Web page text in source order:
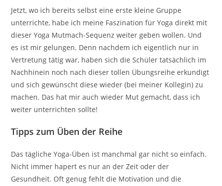
Jetzt, wo ich bereits selbst eine erste kleine Gruppe
unterrichte, habe ich meine Faszination für Yoga direkt mit
dieser Yoga Mutmach-Sequenz weiter geben wollen. Und
es ist mir gelungen. Denn nachdem ich eigentlich nur in
Vertretung tätig war, haben sich die Schüler tatsächlich im
Nachhinein noch nach dieser tollen Übungsreihe erkundigt
und sich gewünscht diese wieder (bei meiner Kollegin) zu
machen. Das hat mir auch wieder Mut gemacht, dass ich
weiter unterrichten sollte!
Tipps zum Üben der Reihe
Das tägliche Yoga-Üben ist manchmal gar nicht so einfach.
Nicht immer hapert es nur an der Zeit oder der
Gesundheit. Oft genug fehlt die Motivation und die